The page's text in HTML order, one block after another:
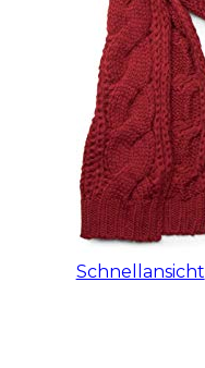
Schnellansicht